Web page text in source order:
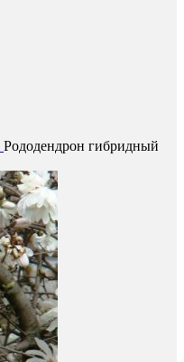
Рододендрон гибридный